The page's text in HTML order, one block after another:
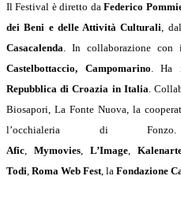
Il Festival è diretto daFederico
dei Beni e delle Attività Culturali,
Casacalenda. In collaborazione
Castelbottaccio, Campomarino. Ha
Repubblica di Croazia in Italia.
Biosapori, La Fonte Nuova, la
l’occhialeria di
Afic, Mymovies, L’Image,
Todi, Roma Web Fest, la Fondazione